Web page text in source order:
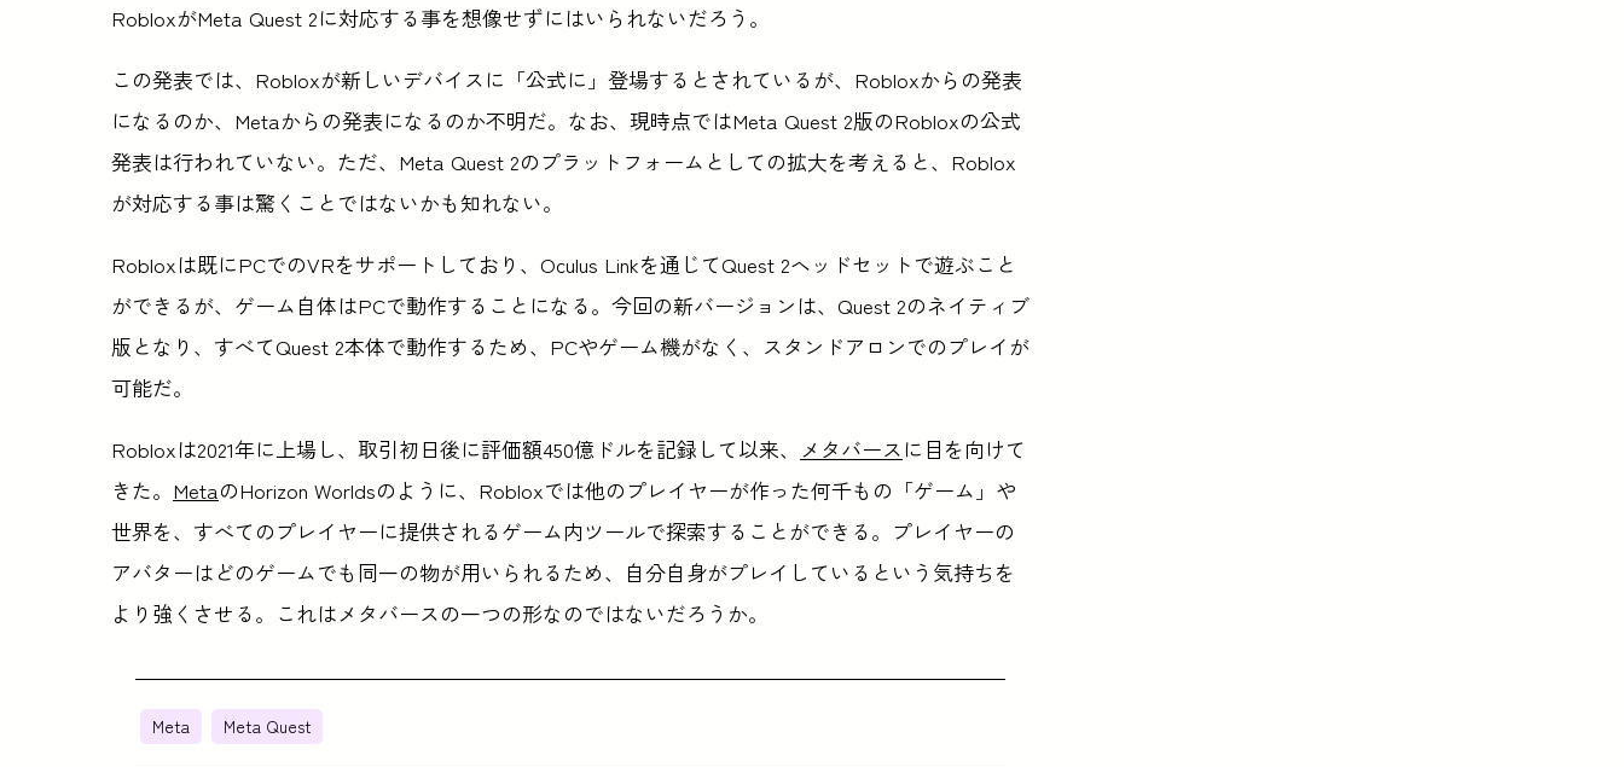
RobloxがMeta Quest 2に対応する事を想像せずにはいられないだろう。
この発表では、Robloxが新しいデバイスに「公式に」登場するとされているが、Robloxからの発表
になるのか、Metaからの発表になるのか不明だ。なお、現時点ではMeta Quest 2版のRobloxの公式
発表は行われていない。ただ、Meta Quest 2のプラットフォームとしての拡大を考えると、Roblox
が対応する事は驚くことではないかも知れない。
Robloxは既にPCでのVRをサポートしており、Oculus Linkを通じてQuest 2ヘッドセットで遊ぶこと
ができるが、ゲーム自体はPCで動作することになる。今回の新バージョンは、Quest 2のネイティブ
版となり、すべてQuest 2本体で動作するため、PCやゲーム機がなく、スタンドアロンでのプレイが
可能だ。
Robloxは2021年に上場し、取引初日後に評価額450億ドルを記録して以来、 メタバースに目を向けて
きた。 MetaのHorizon Worldsのように、Robloxでは他のプレイヤーが作った何千もの「ゲーム」や
世界を、すべてのプレイヤーに提供されるゲーム内ツールで探索することができる。プレイヤーの
アバターはどのゲームでも同一の物が用いられるため、自分自身がプレイしているという気持ちを
より強くさせる。これはメタバースの一つの形なのではないだろうか。
Meta Meta Quest